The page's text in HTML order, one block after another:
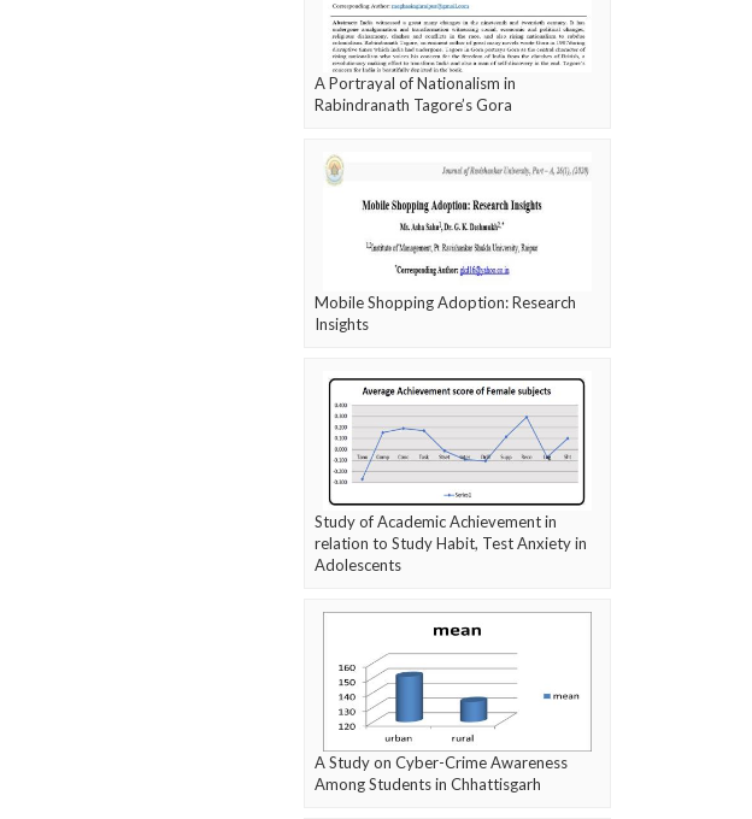
A Portrayal of Nationalism in
Rabindranath Tagore’s Gora
Mobile Shopping Adoption: Research
Insights
Study of Academic Achievement in
relation to Study Habit, Test Anxiety in
Adolescents
A Study on Cyber-Crime Awareness
Among Students in Chhattisgarh